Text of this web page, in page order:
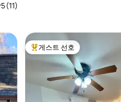
점 5점(5점 만점), 후기 11개
5 (11)
상위 게스트 선호
게스트 선호